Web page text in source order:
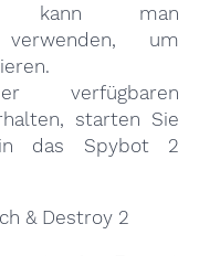
kann man
verwenden, um
starten Sie
das Spybot 2
& Destroy 2